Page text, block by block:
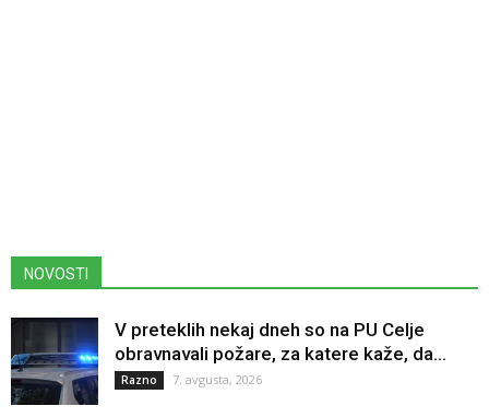
NOVOSTI
V preteklih nekaj dneh so na PU Celje
obravnavali požare, za katere kaže, da...
Razno 7. avgusta, 2026